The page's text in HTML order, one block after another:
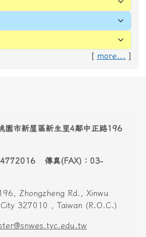
]
327010 , Taiwan (R.O.C.)